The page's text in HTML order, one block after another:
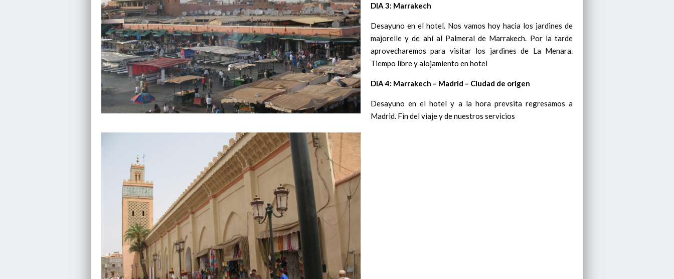
DIA 3: Marrakech
Desayuno en el hotel. Nos vamos hoy hacia los jardines de
majorelle y de ahí al Palmeral de Marrakech. Por la tarde
aprovecharemos para visitar los jardines de La Menara.
Tiempo libre y alojamiento en hotel
DIA 4: Marrakech – Madrid – Ciudad de origen
Desayuno en el hotel y a la hora prevsita regresamos a
Madrid. Fin del viaje y de nuestros servicios